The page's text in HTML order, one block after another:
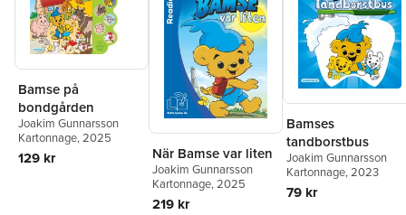
Bamse på
bondgården
Joakim Gunnarsson
Kartonnage, 2025
129 kr När Bamse var liten
Joakim Gunnarsson
Kartonnage, 2025
219 kr
Bamses
tandborstbus
Joakim Gunnarsson
Kartonnage, 2023
79 kr